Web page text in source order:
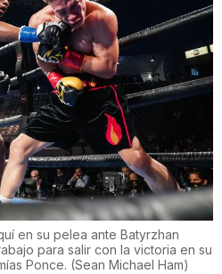
en su pelea ante Batyrzhan
para salir con la victoria en su
Ponce. (Sean Michael Ham)